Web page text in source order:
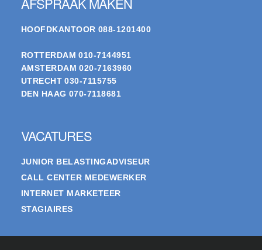
HOOFDKANTOOR 088-1201400
ROTTERDAM 010-7144951
AMSTERDAM 020-7163960
UTRECHT 030-7115755
DEN HAAG 070-7118681
VACATURES
JUNIOR BELASTINGADVISEUR
CALL CENTER MEDEWERKER
INTERNET MARKETEER
STAGIAIRES